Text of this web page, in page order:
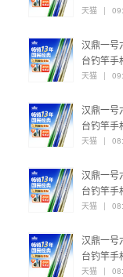
天猫 |
汉鼎一号
台钓竿手
天猫 |
汉鼎一号
台钓竿手
天猫 |
汉鼎一号
台钓竿手
天猫 |
汉鼎一号
台钓竿手
天猫 |